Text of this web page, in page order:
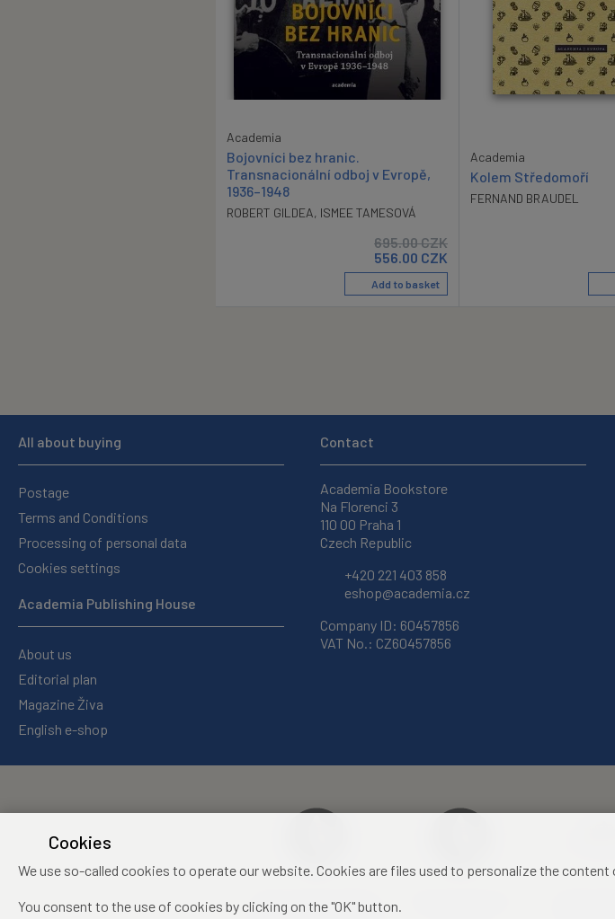
Academia
Bojovníci bez hranic.
Transnacionální odboj v Evropě,
1936–1948
ROBERT GILDEA, ISMEE TAMESOVÁ
695.00CZK
556.00 CZK
Add to basket
Academia
Kolem Středomoří
FERNAND BRAUDEL
All about buying
Postage
Terms and Conditions
Processing of personal data
Cookies settings
Academia Publishing House
About us
Editorial plan
Magazine Živa
English e-shop
Contact
Academia Bookstore
Na Florenci 3
110 00 Praha 1
Czech Republic
+420 221 403 858
eshop@academia.cz
Company ID: 60457856
VAT No.: CZ60457856
Centre of Administration
and Operations of the CAS,
Cookies
We use so-called cookies to operate our website. Cookies are files used to personalize the
You consent to the use of cookies by clicking on the "OK" button.